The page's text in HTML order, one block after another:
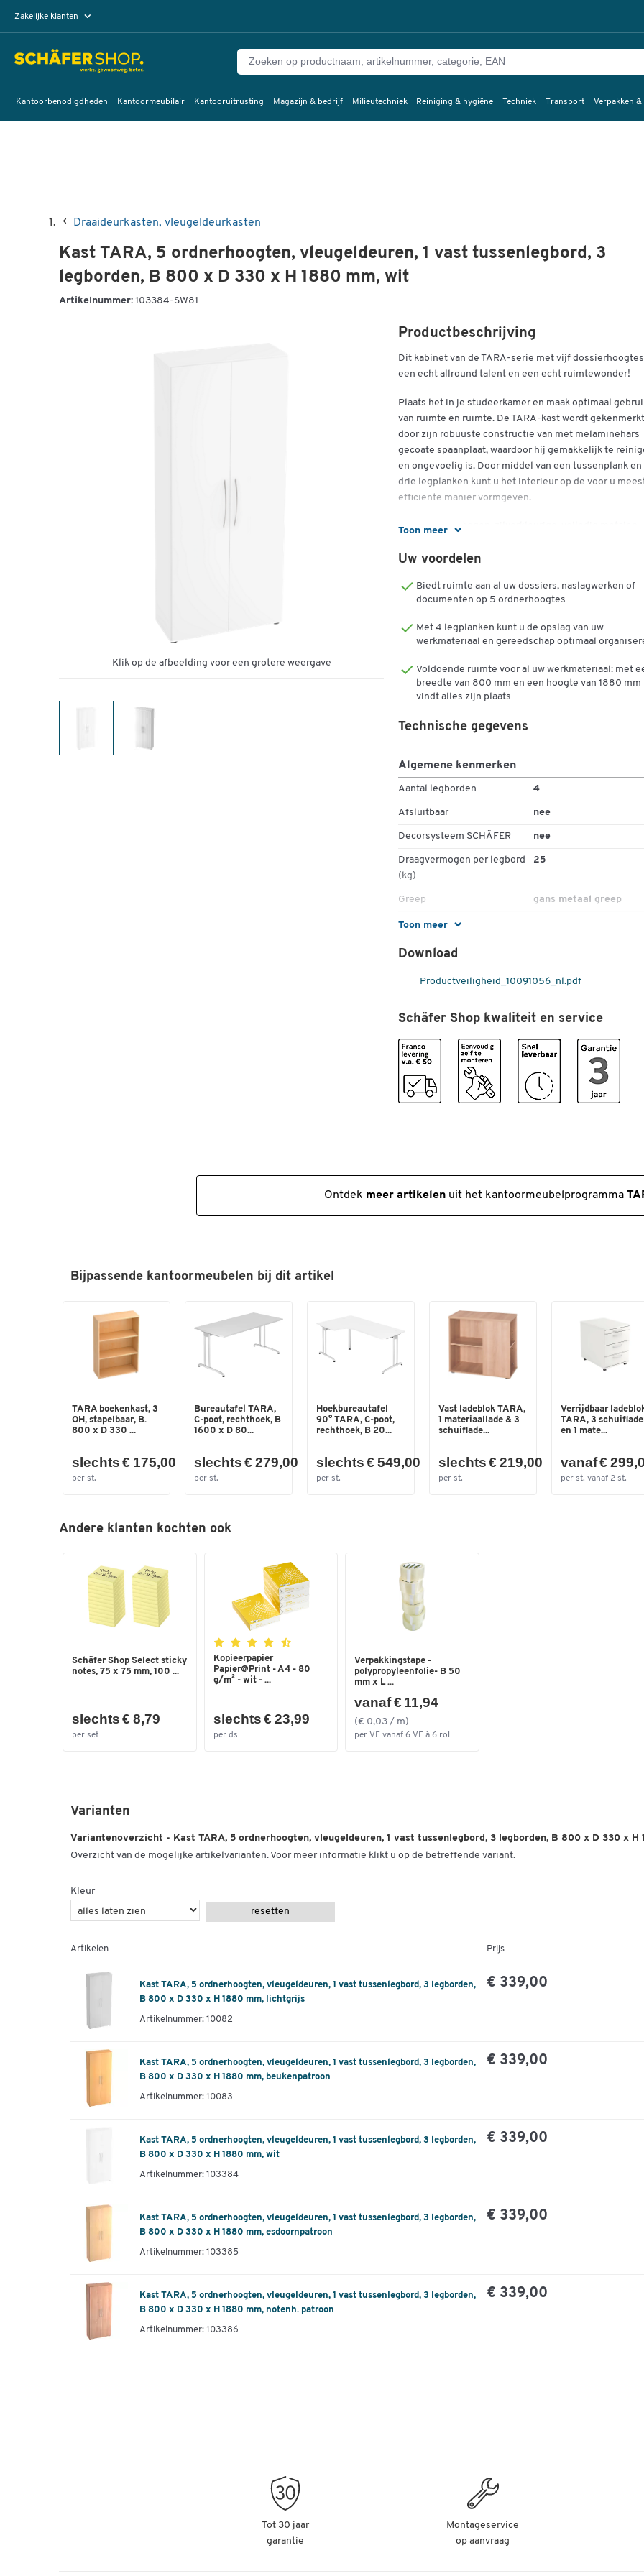
Zakelijke klanten
Kantoorbenodigdheden Kantoormeubilair Kantooruitrusting Magazijn & bedrijf Milieutechniek Reiniging & hygiëne Techniek Transport Verpakken
Draaideurkasten, vleugeldeurkasten
Kast TARA, 5 ordnerhoogten, vleugeldeuren, 1 vast tussenlegbord, 3
legborden, B 800 x D 330 x H 1880 mm, wit
Artikelnummer: 103384-SW81
Klik op de afbeelding voor een grotere weergave
Toon meer
Productbeschrijving
Dit kabinet van de TARA-serie met vijf
een echt allround talent en een echt ruimtewonder!
Plaats het in je studeerkamer en maak optimaal
van ruimte en ruimte. De TARA-kast wordt gekenmerkt
door zijn robuuste constructie van met melaminehars
gecoate spaanplaat, waardoor hij gemakkelijk te
en ongevoelig is. Door middel van een tussenplank en
drie legplanken kunt u het interieur op de voor u
efficiënte manier vormgeven.
De elegant gebogen, zilverkleurige, volledig metalen
van 335 mm geven de TARA-kast dat speciale
uit dezelfde serie voor uw individuele, aantrekkelijke
interieurinrichting.
Uitvoering:
68765 met een dikte van 19 mm.
1 niet-verstelbare tussenplank, 3 legplanken
Niet afsluitbaar
Onderdeel van het TARA
Inclusief montagehandleiding voor eenvoudige
zelfassemblage
Afmetingen: B 800 x D 330 x D 330 x H 1880
Uw voordelen
Biedt ruimte aan al uw dossiers, naslagwerken of
documenten op 5 ordnerhoogtes
Met 4 legplanken kunt u de opslag van uw
werkmateriaal en gereedschap optimaal
Voldoende ruimte voor al uw werkmateriaal: met
breedte van 800 mm en een hoogte van 1880 mm
vindt alles zijn plaats
Toon meer
Technische gegevens
Algemene kenmerken
Aantal legborden 4
Afsluitbaar nee
Decorsysteem SCHÄFER nee
Draagvermogen per legbord
(kg)
25
Greep gans metaal greep
Materiaal
gemelamineerd
bosbeheer
Ordnerhoogte (OH) 5
Vloernivellering
Zicht-achterwand nee
Afmetingen
Download
Productveiligheid_10091056_nl.pdf
Schäfer Shop kwaliteit en service
Ontdek meer artikelenuit het kantoormeubelprogramma
Bijpassende kantoormeubelen bij dit artikel
TARA boekenkast, 3
OH, stapelbaar, B.
800 x D 330 ...
slechts € 175,00
per st.
Bureautafel TARA,
C-poot, rechthoek, B
1600 x D 80...
slechts € 279,00
per st.
Hoekbureautafel
90° TARA, C-poot,
rechthoek, B 20...
slechts € 549,00
per st.
Vast ladeblok TARA,
1 materiaallade & 3
schuiflade...
slechts € 219,00
per st.
Verrijdbaar
TARA, 3
en 1 mate...
vanaf €
per st. vanaf 2 st.
Andere klanten kochten ook
Schäfer Shop Select sticky
notes, 75 x 75 mm, 100 ...
slechts € 8,79
per set
Kopieerpapier
Papier@Print - A4 - 80
g/m² - wit - ...
slechts € 23,99
per ds
Verpakkingstape -
polypropyleenfolie- B 50
mm x L ...
vanaf € 11,94
(€ 0,03 / m)
per VE vanaf 6 VE à 6 rol
Varianten
Variantenoverzicht - Kast TARA, 5 ordnerhoogten, vleugeldeuren, 1 vast tussenlegbord, 3 legborden, B 800 x D 330 x H
Overzicht van de mogelijke artikelvarianten. Voor meer informatie klikt u op de betreffende variant.
Kleur
resetten
Artikelen Prijs
Kast TARA, 5 ordnerhoogten, vleugeldeuren, 1 vast tussenlegbord, 3 legborden,
B 800 x D 330 x H 1880 mm, lichtgrijs
Artikelnummer: 10082
€ 339,00
Kast TARA, 5 ordnerhoogten, vleugeldeuren, 1 vast tussenlegbord, 3 legborden,
B 800 x D 330 x H 1880 mm, beukenpatroon
Artikelnummer: 10083
€ 339,00
Kast TARA, 5 ordnerhoogten, vleugeldeuren, 1 vast tussenlegbord, 3 legborden,
B 800 x D 330 x H 1880 mm, wit
Artikelnummer: 103384
€ 339,00
Kast TARA, 5 ordnerhoogten, vleugeldeuren, 1 vast tussenlegbord, 3 legborden,
B 800 x D 330 x H 1880 mm, esdoornpatroon
Artikelnummer: 103385
€ 339,00
Kast TARA, 5 ordnerhoogten, vleugeldeuren, 1 vast tussenlegbord, 3 legborden,
B 800 x D 330 x H 1880 mm, notenh. patroon
Artikelnummer: 103386
€ 339,00
Tot 30 jaar
garantie
Montageservice
op aanvraag